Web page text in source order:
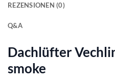
REZENSIONEN (0)
Q&A
Dachlüfter
smoke